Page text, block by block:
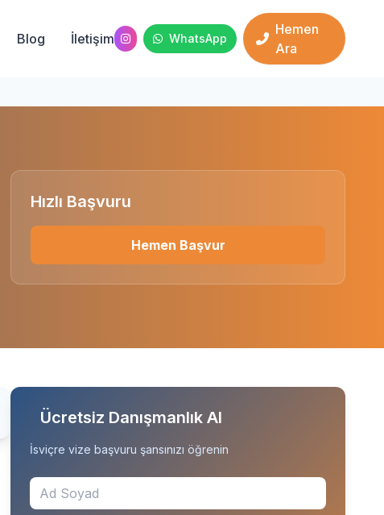
Blog İletişim WhatsApp
Hemen
Ara
Hızlı Başvuru
Hemen Başvur
Ücretsiz Danışmanlık Al
İsviçre vize başvuru şansınızı öğrenin
Ad Soyad